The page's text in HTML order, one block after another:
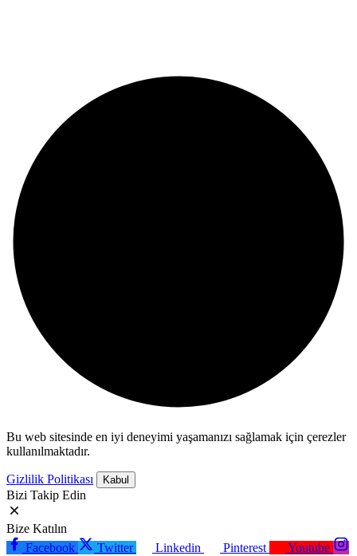
Bu web sitesinde en iyi deneyimi yaşamanızı sağlamak için çerezler
kullanılmaktadır.
Gizlilik Politikası Kabul
Bizi Takip Edin
Bize Katılın
Facebook
Twitter Linkedin Pinterest
Youtube